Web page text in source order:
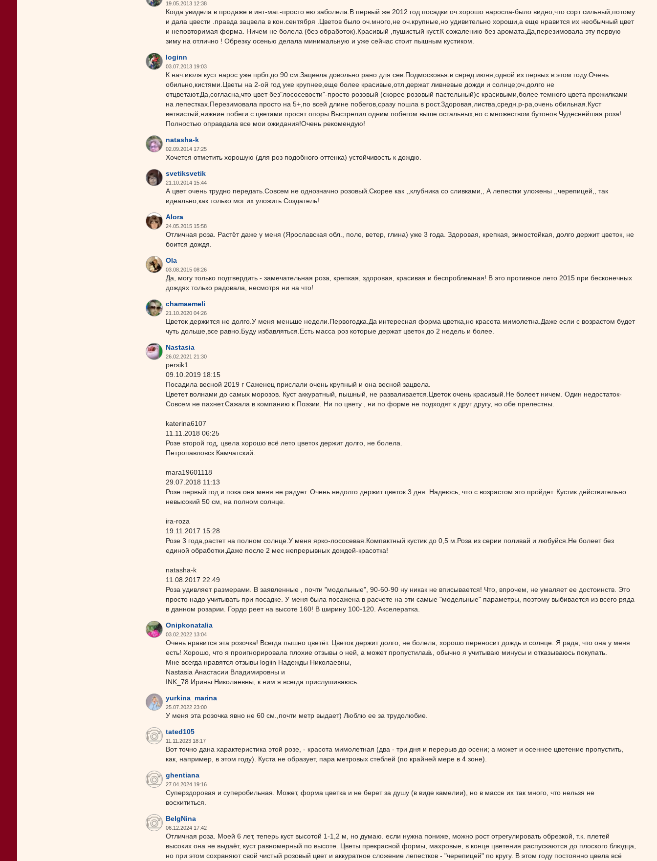
19.05.2013 12:38
Когда увидела в продаже в инт-маг.-просто ею заболела.В первый же 2012 год посадки оч.хорошо наросла-было видно,что сорт сильный,потому
и дала цвести .правда зацвела в кон.сентября .Цветов было оч.много,не оч.крупные,но удивительно хороши,а еще нравится их необычный цвет
и неповторимая форма. Ничем не болела (без обработок).Красивый ,пушистый куст.К сожалению без аромата.Да,перезимовала эту первую
зиму на отлично ! Обрезку осенью делала минимальную и уже сейчас стоит пышным кустиком.
loginn
03.07.2013 19:03
К нач.июля куст нарос уже прбл.до 90 см.Зацвела довольно рано для сев.Подмосковья:в серед.июня,одной из первых в этом году.Очень
обильно,кистями.Цветы на 2-ой год уже крупнее,еще более красивые,отл.держат ливневые дожди и солнце;оч.долго не
отцветают.Да,согласна,что цвет без"лососевости"-просто розовый (скорее розовый пастельный)с красивыми,более темного цвета прожилками
на лепестках.Перезимовала просто на 5+,по всей длине побегов,сразу пошла в рост.Здоровая,листва,средн.р-ра,очень обильная.Куст
ветвистый,нижние побеги с цветами просят опоры.Выстрелил одним побегом выше остальных,но с множеством бутонов.Чудеснейшая роза!
Полностью оправдала все мои ожидания!Очень рекомендую!
natasha-k
02.09.2014 17:25
Хочется отметить хорошую (для роз подобного оттенка) устойчивость к дождю.
svetiksvetik
21.10.2014 15:44
А цвет очень трудно передать.Совсем не однозначно розовый.Скорее как ,,клубника со сливками,, А лепестки уложены ,,черепицей,, так
идеально,как только мог их уложить Создатель!
Alora
24.05.2015 15:58
Отличная роза. Растёт даже у меня (Ярославская обл., поле, ветер, глина) уже 3 года. Здоровая, крепкая, зимостойкая, долго держит цветок, не
боится дождя.
Ola
03.08.2015 08:26
Да, могу только подтвердить - замечательная роза, крепкая, здоровая, красивая и беспроблемная! В это противное лето 2015 при бесконечных
дождях только радовала, несмотря ни на что!
chamaemeli
21.10.2020 04:26
Цветок держится не долго.У меня меньше недели.Первогодка.Да интересная форма цветка,но красота мимолетна.Даже если с возрастом будет
чуть дольше,все равно.Буду избавляться.Есть масса роз которые держат цветок до 2 недель и более.
Nastasia
26.02.2021 21:30
persik1
09.10.2019 18:15
Посадила весной 2019 г Саженец прислали очень крупный и она весной зацвела.
Цветет волнами до самых морозов. Куст аккуратный, пышный, не разваливается.Цветок очень красивый.Не болеет ничем. Один недостаток-
Совсем не пахнет.Сажала в компанию к Поэзии. Ни по цвету , ни по форме не подходят к друг другу, но обе прелестны.
katerina6107
11.11.2018 06:25
Розе второй год, цвела хорошо всё лето цветок держит долго, не болела.
Петропавловск Камчатский.
mara19601118
29.07.2018 11:13
Розе первый год и пока она меня не радует. Очень недолго держит цветок 3 дня. Надеюсь, что с возрастом это пройдет. Кустик действительно
невысокий 50 см, на полном солнце.
ira-roza
19.11.2017 15:28
Розе 3 года,растет на полном солнце.У меня ярко-лососевая.Компактный кустик до 0,5 м.Роза из серии поливай и любуйся.Не болеет без
единой обработки.Даже после 2 мес непрерывных дождей-красотка!
natasha-k
11.08.2017 22:49
Роза удивляет размерами. В заявленные , почти "модельные", 90-60-90 ну никак не вписывается! Что, впрочем, не умаляет ее достоинств. Это
просто надо учитывать при посадке. У меня была посажена в расчете на эти самые "модельные" параметры, поэтому выбивается из всего ряда
в данном розарии. Гордо реет на высоте 160! В ширину 100-120. Акселератка.
Onipkonatalia
03.02.2022 13:04
Очень нравится эта розочка! Всегда пышно цветёт. Цветок держит долго, не болела, хорошо переносит дождь и солнце. Я рада, что она у меня
есть! Хорошо, что я проигнорировала плохие отзывы о ней, а может пропустила🙏, обычно я учитываю минусы и отказываюсь покупать.
Мне всегда нравятся отзывы logiin Надежды Николаевны,
Nastasia Анастасии Владимировны и
INK_78 Ирины Николаевны, к ним я всегда прислушиваюсь.
yurkina_marina
25.07.2022 23:00
У меня эта розочка явно не 60 см.,почти метр выдает) Люблю ее за трудолюбие.
tated105
11.11.2023 18:17
Вот точно дана характеристика этой розе, - красота мимолетная (два - три дня и перерыв до осени; а может и осеннее цветение пропустить,
как, например, в этом году). Куста не образует, пара метровых стеблей (по крайней мере в 4 зоне).
ghentiana
27.04.2024 19:16
Суперздоровая и суперобильная. Может, форма цветка и не берет за душу (в виде камелии), но в массе их так много, что нельзя не
восхититься.
BelgNina
06.12.2024 17:42
Отличная роза. Моей 6 лет, теперь куст высотой 1-1,2 м, но думаю. если нужна пониже, можно рост отрегулировать обрезкой, т.к. плетей
высоких она не выдаёт, куст равномерный по высоте. Цветы прекрасной формы, махровые, в конце цветения распускаются до плоского блюдца,
но при этом сохраняют свой чистый розовый цвет и аккуратное сложение лепестков - "черепицей" по кругу. В этом году постоянно цвела всё